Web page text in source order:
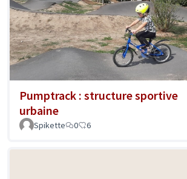
Pumptrack : structure sportive
urbaine
Spikette 0 6